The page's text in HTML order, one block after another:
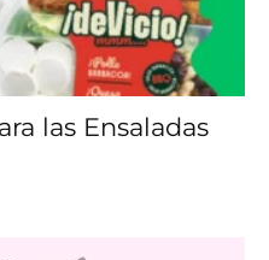
las Ensaladas